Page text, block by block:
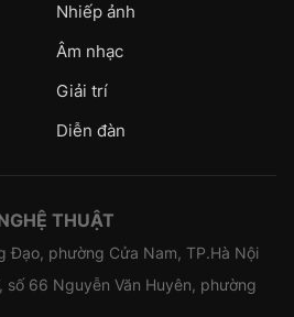
Nhiếp ảnh
Âm nhạc
Giải trí
Diễn đàn
THUẬT
Đạo, phường Cửa Nam, TP.Hà Nội
số 66 Nguyễn Văn Huyên, phường